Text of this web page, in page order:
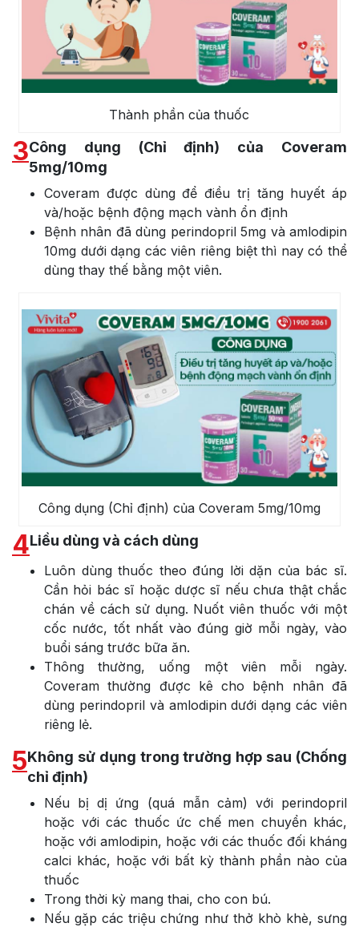
Thành phần của thuốc
3Công dụng (Chỉ định) của Coveram
5mg/10mg
Coveram được dùng để điều trị tăng huyết áp
và/hoặc bệnh động mạch vành ổn định
Bệnh nhân đã dùng perindopril 5mg và amlodipin
10mg dưới dạng các viên riêng biệt thì nay có thể
dùng thay thế bằng một viên.
Công dụng (Chỉ định) của Coveram 5mg/10mg
4Liều dùng và cách dùng
Luôn dùng thuốc theo đúng lời dặn của bác sĩ.
Cần hỏi bác sĩ hoặc dược sĩ nếu chưa thật chắc
chán về cách sử dụng. Nuốt viên thuốc với một
cốc nước, tốt nhất vào đúng giờ mỗi ngày, vào
buổi sáng trước bữa ăn.
Thông thường, uống một viên mỗi ngày.
Coveram thường được kê cho bệnh nhân đã
dùng perindopril và amlodipin dưới dạng các viên
riêng lẻ.
5Không sử dụng trong trường hợp sau (Chống
chỉ định)
Nếu bị dị ứng (quá mẫn cảm) với perindopril
hoặc với các thuốc ức chế men chuyển khác,
hoặc với amlodipin, hoặc với các thuốc đối kháng
calci khác, hoặc với bất kỳ thành phần nào của
thuốc
Trong thời kỳ mang thai, cho con bú.
Nếu gặp các triệu chứng như thở khò khè, sưng